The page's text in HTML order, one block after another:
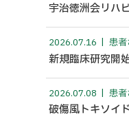
宇治徳洲会リハ
2026.07.16 患
新規臨床研究開
2026.07.08 患
破傷風トキソイ